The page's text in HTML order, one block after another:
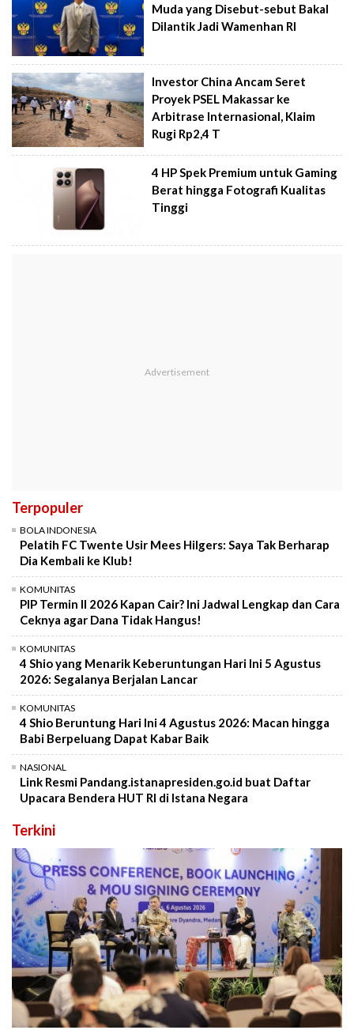
Muda yang Disebut-sebut Bakal
Dilantik Jadi Wamenhan RI
Investor China Ancam Seret
Proyek PSEL Makassar ke
Arbitrase Internasional, Klaim
Rugi Rp2,4 T
4 HP Spek Premium untuk Gaming
Berat hingga Fotografi Kualitas
Tinggi
Terpopuler
BOLA INDONESIA
Pelatih FC Twente Usir Mees Hilgers: Saya Tak Berharap
Dia Kembali ke Klub!
KOMUNITAS
PIP Termin II 2026 Kapan Cair? Ini Jadwal Lengkap dan Cara
Ceknya agar Dana Tidak Hangus!
KOMUNITAS
4 Shio yang Menarik Keberuntungan Hari Ini 5 Agustus
2026: Segalanya Berjalan Lancar
KOMUNITAS
4 Shio Beruntung Hari Ini 4 Agustus 2026: Macan hingga
Babi Berpeluang Dapat Kabar Baik
NASIONAL
Link Resmi Pandang.istanapresiden.go.id buat Daftar
Upacara Bendera HUT RI di Istana Negara
Terkini